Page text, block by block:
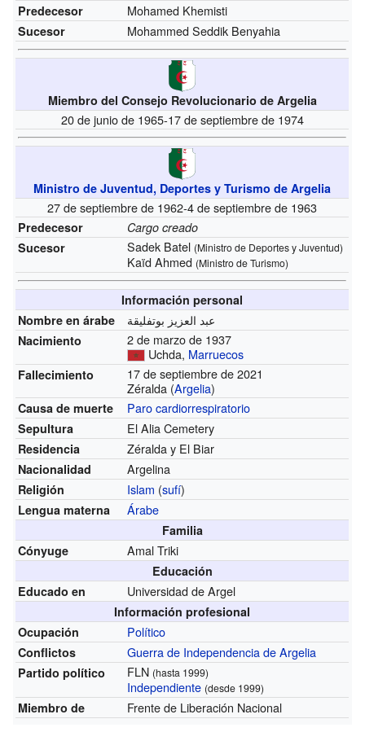
Predecesor Mohamed Khemisti
Sucesor Mohammed Seddik Benyahia
Miembro del Consejo Revolucionario de Argelia
20 de junio de 1965-17 de septiembre de 1974
Ministro de Juventud, Deportes y Turismo de Argelia
27 de septiembre de 1962-4 de septiembre de 1963
Predecesor
Cargo creado
Sucesor
Sadek Batel (Ministro de Deportes y Juventud)
Kaïd Ahmed (Ministro de Turismo)
Información personal
Nombre en árabe
عبد العزيز بوتفليقة
Nacimiento
2 de marzo de 1937
Uchda, Marruecos
Fallecimiento
17 de septiembre de 2021
Zéralda (Argelia)
Causa de muerte Paro cardiorrespiratorio
Sepultura El Alia Cemetery
Residencia Zéralda y El Biar
Nacionalidad Argelina
Religión Islam (sufí)
Lengua materna Árabe
Familia
Cónyuge
Amal Triki
Educación
Educado en
Universidad de Argel
Información profesional
Ocupación
Político
Conflictos Guerra de Independencia de Argelia
Partido político FLN (hasta 1999)
Independiente (desde 1999)
Miembro de Frente de Liberación Nacional